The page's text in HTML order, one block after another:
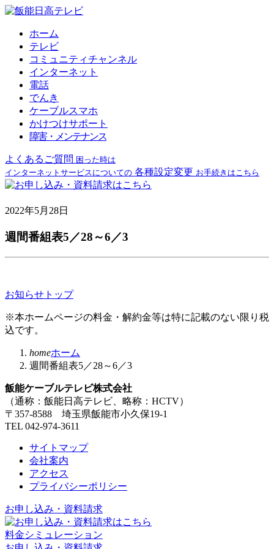
ホーム
テレビ
コミュニティチャンネル
インターネット
電話
でんき
ケーブルスマホ
かけつけサポート
障害・メンテナンス
よくあるご質問 困った時は
インターネットサービスについての 各種設定変更 お手続きはこちら
2022年5月28日
週間番組表5／28～6／3
お知らせトップ
※本ホームページの料金・解約金等は特に記載のない限り税
込です。
homeホーム
週間番組表5／28～6／3
飯能ケーブルテレビ株式会社
（通称：飯能日高テレビ、略称：HCTV）
〒357-8588 埼玉県飯能市小久保19-1
TEL 042-974-3611
サイトマップ
会社案内
アクセス
プライバシーポリシー
お申し込み・資料請求
料金シミュレーション